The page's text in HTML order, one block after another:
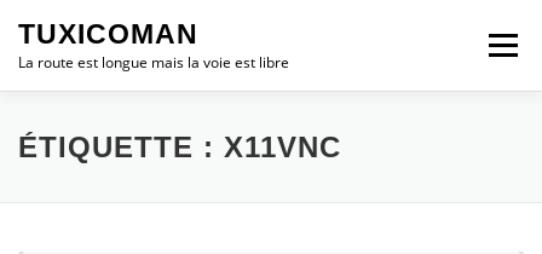
contenu
TUXICOMAN
La route est longue mais la voie est libre
Menu
LOGICIEL LIBRE SÉCURITÉ
ÉTIQUETTE : X11VNC